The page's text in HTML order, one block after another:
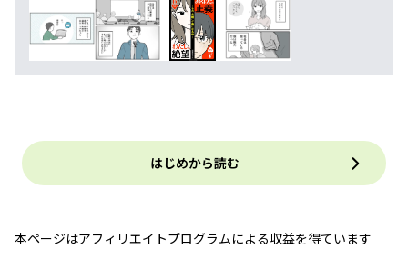
はじめから読む
本ページはアフィリエイトプログラムによる収益を得ています